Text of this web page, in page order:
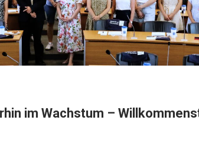
im Wachstum –